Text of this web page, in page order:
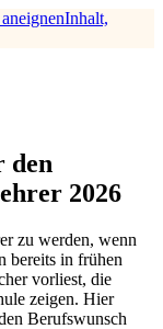
Inhalt,
den
2026
zu werden, wenn
bereits in frühen
vorliest, die
zeigen. Hier
Berufswunsch